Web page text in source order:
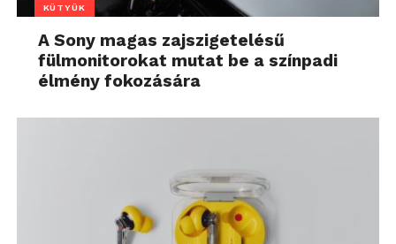
KÜTYÜK
A Sony magas zajszigetelésű
fülmonitorokat mutat be a színpadi
élmény fokozására